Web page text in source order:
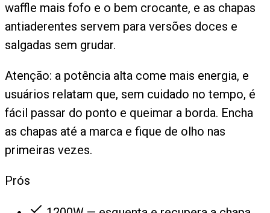
waffle mais fofo e o bem crocante, e as chapas
antiaderentes servem para versões doces e
salgadas sem grudar.
Atenção: a potência alta come mais energia, e
usuários relatam que, sem cuidado no tempo, é
fácil passar do ponto e queimar a borda. Encha
as chapas até a marca e fique de olho nas
primeiras vezes.
Prós